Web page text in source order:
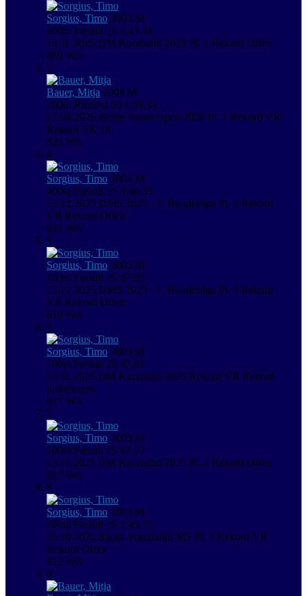
Sorgius, Timo 2003 M
200m Freistil 25 1:43,34
13.11.2025 DM Kurzbahn 2025 Pl. 1 Rekord Offen
869 WA
3
Bauer, Mitja 2008 M
200m Rücken 50 1:59,34
17.04.2026 Berlin Swim Open 2026 Pl. 1 Rekord VR
Rekord AK 18
825 WA
4
Sorgius, Timo 2003 M
400m Freistil 25 3:46,33
13.12.2025 DMS 2025 - 1. Bundesliga Pl. 1 Rekord
VR Rekord Offen
825 WA
5
Sorgius, Timo 2003 M
100m Freistil 25 47,93
13.12.2025 DMS 2025 - 1. Bundesliga Pl. 3 Rekord
VR Rekord Offen
819 WA
6
Sorgius, Timo 2003 M
100m Freistil 25 47,97
13.11.2025 DM Kurzbahn 2025 Rekord VR Rekord
Unbekannt
817 WA
7
Sorgius, Timo 2003 M
100m Freistil 25 47,97
13.11.2025 DM Kurzbahn 2025 Pl. 4 Rekord Offen
817 WA
8
Sorgius, Timo 2003 M
200m Freistil 25 1:45,72
25.10.2025 Sächs. Kurzbahn-MS Pl. 1 Rekord VR
Rekord Offen
812 WA
9